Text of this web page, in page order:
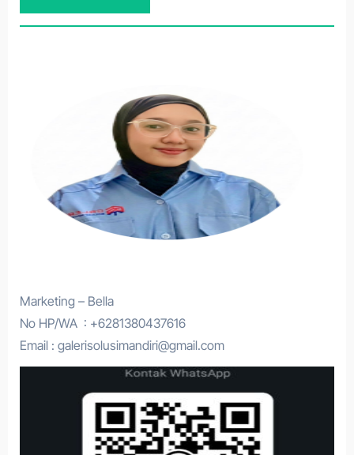
Marketing – Bella
No HP/WA : +6281380437616
Email : galerisolusimandiri@gmail.com